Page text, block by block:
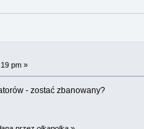
pm »
- zostać zbanowany?